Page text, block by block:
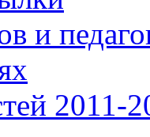
и
2011-